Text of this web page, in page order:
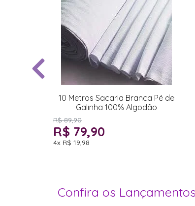
10 Metros Sacaria Branca Pé de
Galinha 100% Algodão
R$ 89,90
R$ 79,90
4x R$ 19,98
Confira os Lançamentos